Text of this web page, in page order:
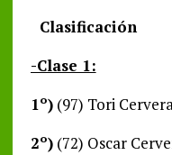
Clasificación
-Clase 1:
1º)(97) Tori
2º)(72) Oscar